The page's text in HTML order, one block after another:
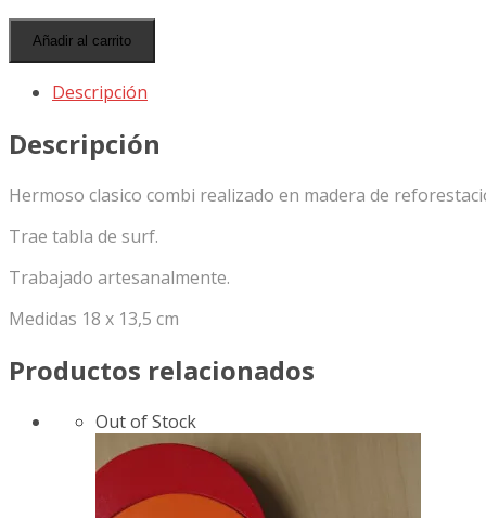
Combi
minibus
Añadir al carrito
Descripción
Descripción
Hermoso clasico combi realizado en madera de
Trae tabla de surf.
Trabajado artesanalmente.
Medidas 18 x 13,5 cm
Productos relacionados
Out of Stock